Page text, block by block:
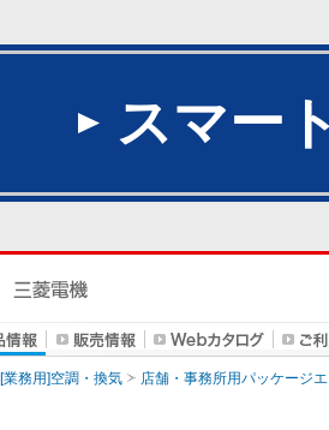
スマー
[業務用]空調・換気 店舗・事務所用パッケージ